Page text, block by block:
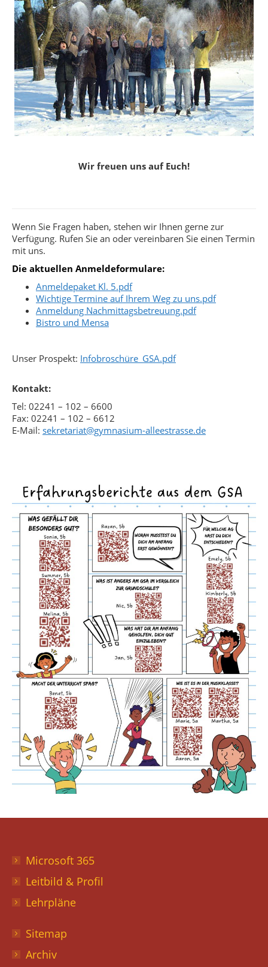
Wir freuen uns auf Euch!
Wenn Sie Fragen haben, stehen wir Ihnen gerne zur
Verfügung. Rufen Sie an oder vereinbaren Sie einen Termin
mit uns.
Die aktuellen Anmeldeformulare:
Anmeldepaket Kl. 5.pdf
Wichtige Termine auf Ihrem Weg zu uns.pdf
Anmeldung Nachmittagsbetreuung.pdf
Bistro und Mensa
Unser Prospekt: Infobroschüre_GSA.pdf
Kontakt:
Tel: 02241 – 102 – 6600
Fax: 02241 – 102 – 6612
E-Mail: sekretariat@gymnasium-alleestrasse.de
Microsoft 365
Leitbild & Profil
Lehrpläne
Sitemap
Archiv